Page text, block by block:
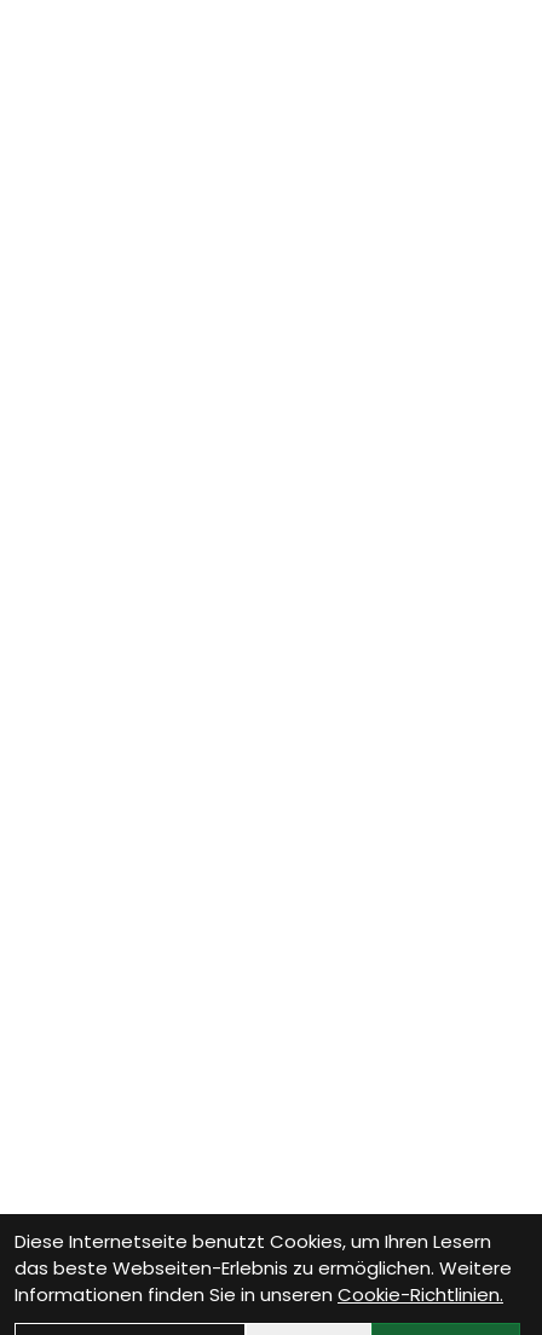
Diese Internetseite benutzt Cookies, um Ihren Lesern
das beste Webseiten-Erlebnis zu ermöglichen. Weitere
Informationen finden Sie in unseren Cookie-Richtlinien.